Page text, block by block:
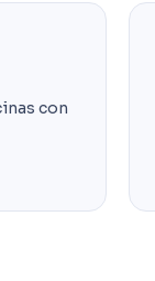
con